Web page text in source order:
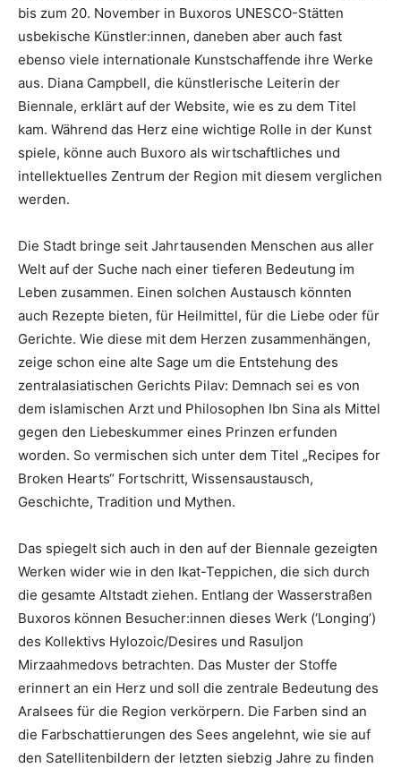
bis zum 20. November in Buxoros UNESCO-Stätten
usbekische Künstler:innen, daneben aber auch fast
ebenso viele internationale Kunstschaffende ihre Werke
aus. Diana Campbell, die künstlerische Leiterin der
Biennale, erklärt auf der Website, wie es zu dem Titel
kam. Während das Herz eine wichtige Rolle in der Kunst
spiele, könne auch Buxoro als wirtschaftliches und
intellektuelles Zentrum der Region mit diesem verglichen
werden.
Die Stadt bringe seit Jahrtausenden Menschen aus aller
Welt auf der Suche nach einer tieferen Bedeutung im
Leben zusammen. Einen solchen Austausch könnten
auch Rezepte bieten, für Heilmittel, für die Liebe oder für
Gerichte. Wie diese mit dem Herzen zusammenhängen,
zeige schon eine alte Sage um die Entstehung des
zentralasiatischen Gerichts Pilav: Demnach sei es von
dem islamischen Arzt und Philosophen Ibn Sina als Mittel
gegen den Liebeskummer eines Prinzen erfunden
worden. So vermischen sich unter dem Titel „Recipes for
Broken Hearts“ Fortschritt, Wissensaustausch,
Geschichte, Tradition und Mythen.
Das spiegelt sich auch in den auf der Biennale gezeigten
Werken wider wie in den Ikat-Teppichen, die sich durch
die gesamte Altstadt ziehen. Entlang der Wasserstraßen
Buxoros können Besucher:innen dieses Werk (‘Longing’)
des Kollektivs Hylozoic/Desires und Rasuljon
Mirzaahmedovs betrachten. Das Muster der Stoffe
erinnert an ein Herz und soll die zentrale Bedeutung des
Aralsees für die Region verkörpern. Die Farben sind an
die Farbschattierungen des Sees angelehnt, wie sie auf
den Satellitenbildern der letzten siebzig Jahre zu finden